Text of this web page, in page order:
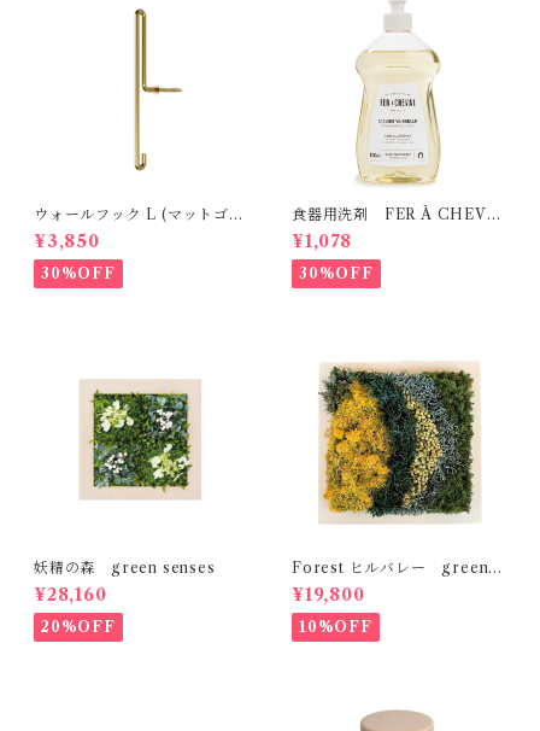
ウォールフック L (マットゴー
ルド） MOEBE
¥3,850
30%OFF
食器用洗剤 FER À CHEVA
L
¥1,078
30%OFF
妖精の森 green senses
¥28,160
20%OFF
Forest ヒルバレー green s
enses
¥19,800
10%OFF